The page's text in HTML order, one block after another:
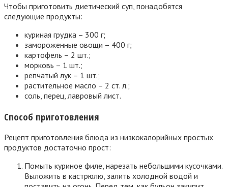
Чтобы приготовить диетический суп, понадобятся
следующие продукты:
куриная грудка – 300 г;
замороженные овощи – 400 г;
картофель – 2 шт.;
морковь – 1 шт.;
репчатый лук – 1 шт.;
растительное масло – 2 ст. л.;
соль, перец, лавровый лист.
Способ приготовления
Рецепт приготовления блюда из низкокалорийных простых
продуктов достаточно прост:
Помыть куриное филе, нарезать небольшими кусочками.
Выложить в кастрюлю, залить холодной водой и